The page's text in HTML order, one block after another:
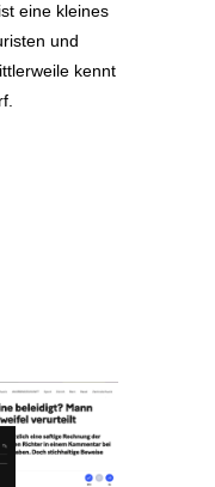
eine kleines
und
kennt